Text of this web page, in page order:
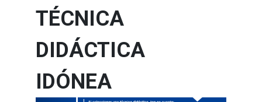
TÉCNICA
DIDÁCTICA
IDÓNEA